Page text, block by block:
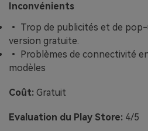
Inconvénients
• Trop de publicités et de pop-
version gratuite.
• Problèmes de connectivité
modèles
Coût: Gratuit
Evaluation du Play Store: 4/5